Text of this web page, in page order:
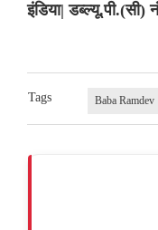
इंडिया|
Tags Baba Ramdev